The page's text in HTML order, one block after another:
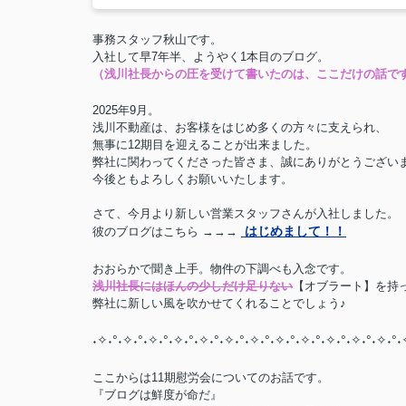
事務スタッフ秋山です。
入社して早7年半、ようやく1本目のブログ。
（浅川社長からの圧を受けて書いたのは、ここだけの話で
2025年9月。
浅川不動産は、お客様をはじめ多くの方々に支えられ、
無事に12期目を迎えることが出来ました。
弊社に関わってくださった皆さま、誠にありがとうござい
今後ともよろしくお願いいたします。
さて、今月より新しい営業スタッフさんが入社しました。
彼のブログはこちら →→→
はじめまして！！
おおらかで聞き上手。物件の下調べも入念です。
浅川社長にはほんの少しだけ足りない 【オブラート】を持
弊社に新しい風を吹かせてくれることでしょう♪
˖✧˖°˖✧˖°˖✧˖°˖✧˖°˖✧˖°˖✧˖°˖✧˖°˖✧˖°˖✧˖°˖✧˖°˖✧˖°˖✧˖
ここからは11期慰労会についてのお話です。
『ブログは鮮度が命だ』